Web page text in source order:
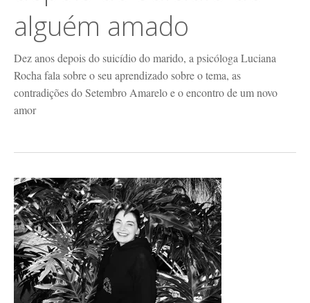
alguém amado
Dez anos depois do suicídio do marido, a psicóloga Luciana
Rocha fala sobre o seu aprendizado sobre o tema, as
contradições do Setembro Amarelo e o encontro de um novo
amor